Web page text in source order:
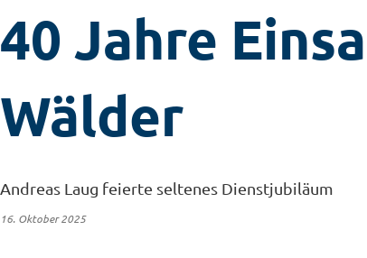
40 Jahre
Wälder
Andreas Laug feierte seltenes Dienstjubiläum
16. Oktober 2025